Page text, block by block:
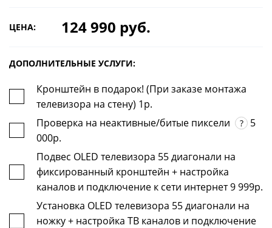
ЦЕНА: 124 990 руб.
ДОПОЛНИТЕЛЬНЫЕ УСЛУГИ:
Кронштейн в подарок! (При заказе монтажа
телевизора на стену) 1р.
Проверка на неактивные/битые пиксели
?
5
000р.
Подвес OLED телевизора 55 диагонали на
фиксированный кронштейн + настройка
каналов и подключение к сети интернет 9 999р.
Установка OLED телевизора 55 диагонали на
ножку + настройка ТВ каналов и подключение